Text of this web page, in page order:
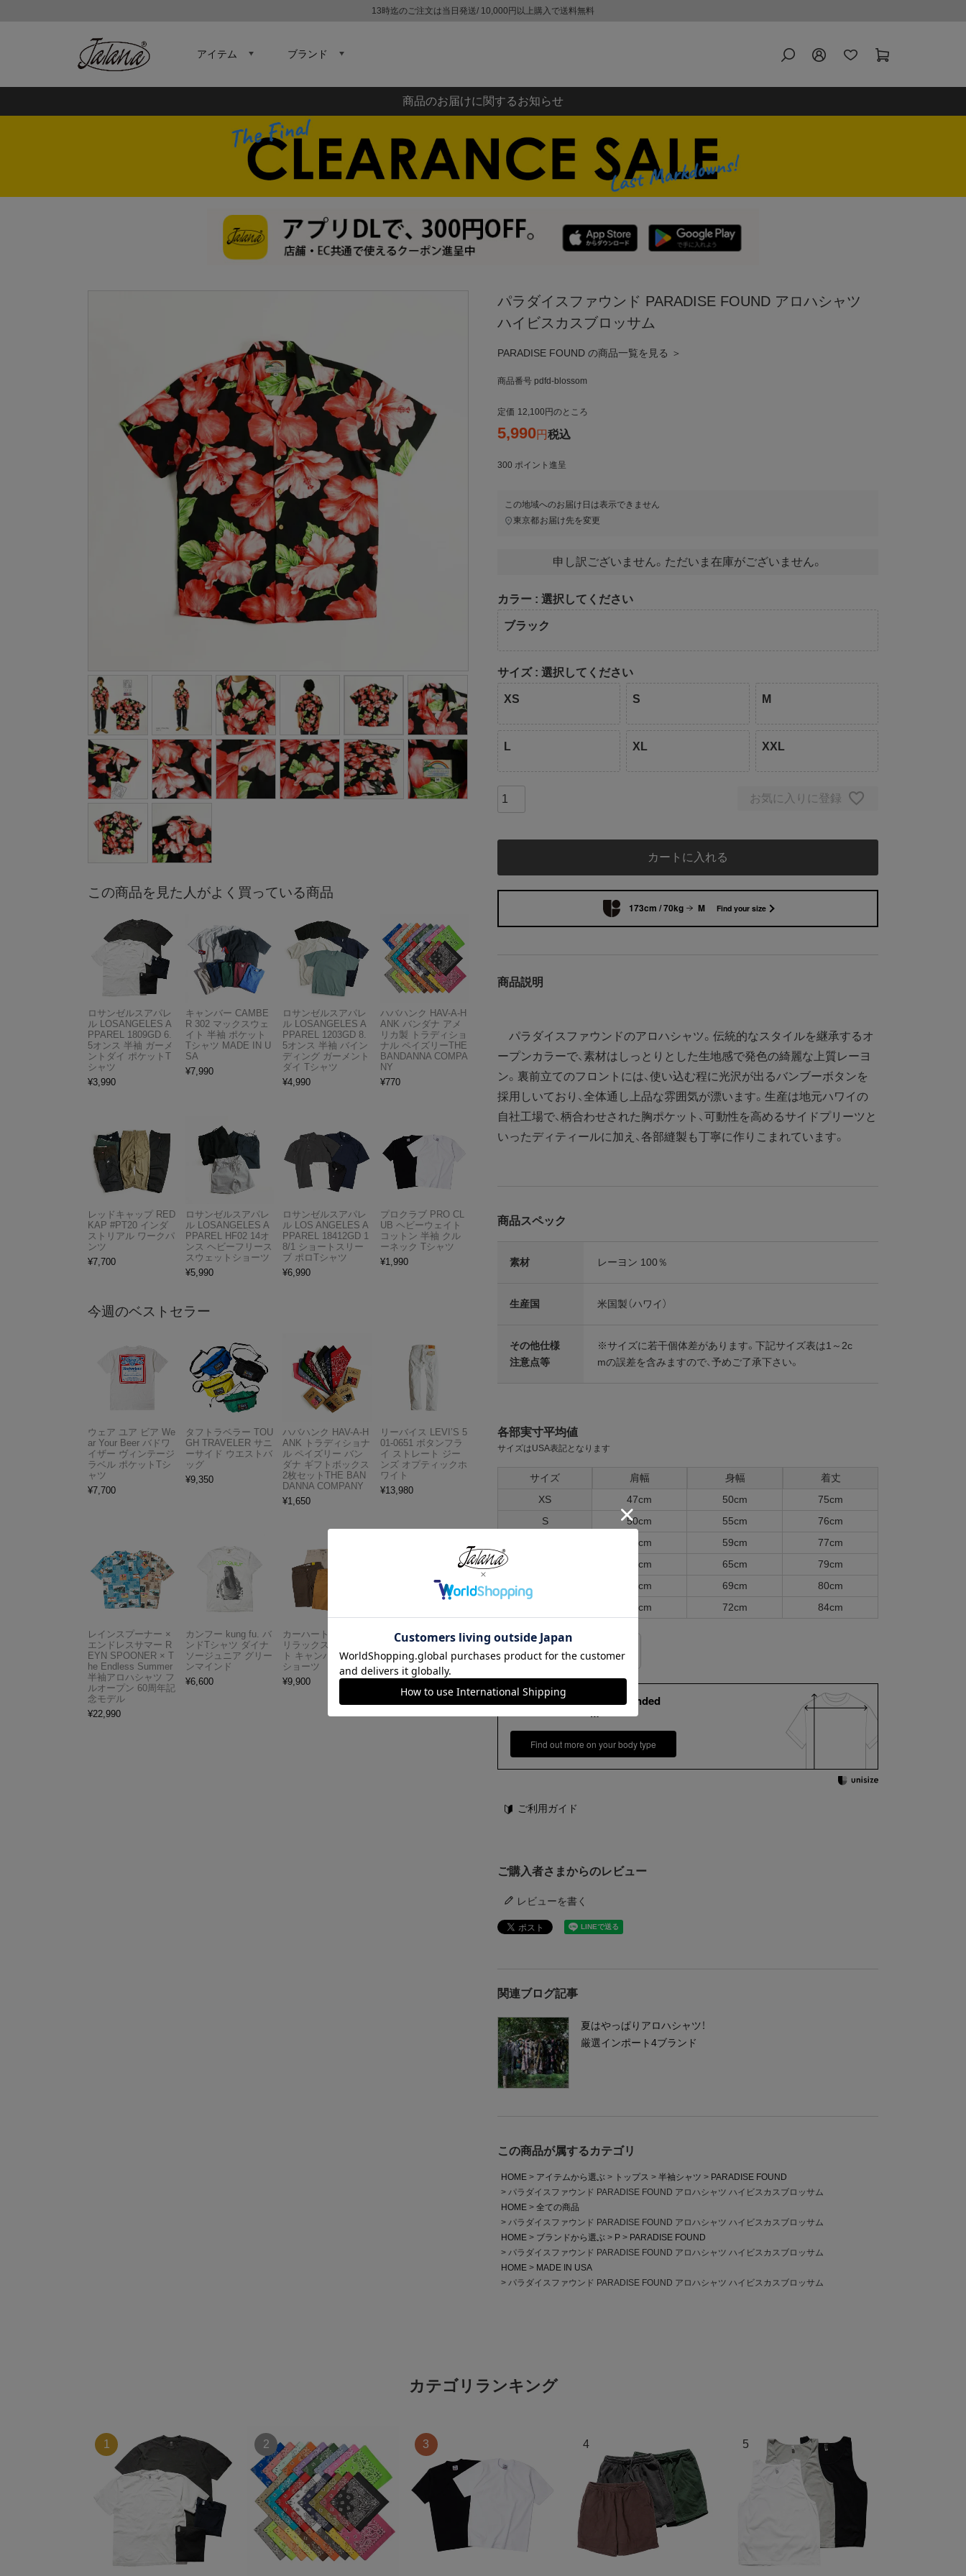
13時迄のご注文は当日発送/ 10,000円以上購入で送料無料
アイテム ブランド
商品のお届けに関するお知らせ
パラダイスファウンド PARADISE FOUND アロハシャツ
ハイビスカスブロッサム
PARADISE FOUND の商品一覧を見る ＞
商品番号 pdfd-blossom
定価 12,100 のところ
5,990 税込
300 ポイント進呈
この地域へのお届け日は表示できません
東京都お届け先を変更
申し訳ございません。ただいま在庫がございません。
カラー 選択してください
ブラック
サイズ 選択してください
XS S M
L XL XXL
お気に入りに登録
カートに入れる
173cm / 70kg M Find your size
商品説明
パラダイスファウンドのアロハシャツ。伝統的なスタイルを継承するオ
ープンカラーで、素材はしっとりとした生地感で発色の綺麗な上質レーヨ
ン。裏前立てのフロントには、使い込む程に光沢が出るバンブーボタンを
採用しいており、全体通し上品な雰囲気が漂います。生産は地元ハワイの
自社工場で、柄合わせされた胸ポケット、可動性を高めるサイドプリーツと
いったディティールに加え、各部縫製も丁寧に作りこまれています。
商品スペック
素材 レーヨン 100％
生産国 米国製（ハワイ）
その他仕様
注意点等
※サイズに若干個体差があります。下記サイズ表は1～2c
mの誤差を含みますので、予めご了承下さい。
各部実寸平均値
サイズはUSA表記となります
サイズ 肩幅 身幅
着丈
XS
47cm 50cm
75cm
S
50cm 55cm
76cm
53cm 59cm
77cm
56cm 65cm
79cm
59cm 69cm
80cm
61cm 72cm 84cm
サイズの測り方
173cm 70kgRecommended
M
Find out more on your body type
ご利用ガイド
ご購入者さまからのレビュー
レビューを書く
関連ブログ記事
夏はやっぱりアロハシャツ！
厳選インポート4ブランド
この商品が属するカテゴリ
HOME アイテムから選ぶ トップス 半袖シャツ
PARADISE FOUND
パラダイスファウンド PARADISE FOUND アロハシャツ ハイビスカスブロッサム
HOME
全ての商品
パラダイスファウンド PARADISE FOUND アロハシャツ ハイビスカスブロッサム
HOME
ブランドから選ぶ P
PARADISE FOUND
パラダイスファウンド PARADISE FOUND アロハシャツ ハイビスカスブロッサム
HOME
MADE IN USA
パラダイスファウンド PARADISE FOUND アロハシャツ ハイビスカスブロッサム
この商品を見た人がよく買っている商品
ロサンゼルスアパレ
ル LOSANGELES A
PPAREL 1809GD 6.
5オンス 半袖 ガーメ
ントダイ ポケットT
シャツ
¥3,990
キャンバー CAMBE
R 302 マックスウェ
イト 半袖 ポケット
Tシャツ MADE IN U
SA
¥7,990
ロサンゼルスアパレ
ル LOSANGELES A
PPAREL 1203GD 8.
5オンス 半袖 バイン
ディング ガーメント
ダイ Tシャツ
¥4,990
ハバハンク HAV-A-H
ANK バンダナ アメ
リカ製 トラディショ
ナル ペイズリーTHE
BANDANNA COMPA
NY
¥770
レッドキャップ RED
KAP #PT20 インダ
ストリアル ワークパ
ンツ
¥7,700
ロサンゼルスアパレ
ル LOSANGELES A
PPAREL HF02 14オ
ンス ヘビーフリース
スウェットショーツ
¥5,990
ロサンゼルスアパレ
ル LOS ANGELES A
PPAREL 18412GD 1
8/1 ショートスリー
ブ ポロTシャツ
¥6,990
プロクラブ PRO CL
UB ヘビーウェイト
コットン 半袖 クル
ーネック Tシャツ
¥1,990
今週のベストセラー
ウェア ユア ビア We
ar Your Beer バドワ
イザー ヴィンテージ
ラベル ポケットTシ
ャツ
¥7,700
タフトラベラー TOU
GH TRAVELER サニ
ーサイド ウエストバ
ッグ
¥9,350
ハバハンク HAV-A-H
ANK トラディショナ
ル ペイズリー バン
ダナ ギフトボックス
2枚セットTHE BAN
DANNA COMPANY
¥1,650
リーバイス LEVI’S 5
01-0651 ボタンフラ
イ ストレート ジー
ンズ オプティックホ
ワイト
¥13,980
レインスプーナー ×
エンドレスサマー R
EYN SPOONER × T
he Endless Summer
半袖アロハシャツ フ
ルオープン 60周年記
念モデル
¥22,990
カンフー kung fu. バ
ンドTシャツ ダイナ
ソージュニア グリー
ンマインド
¥6,600
カーハート Carhartt
リラックスドフィッ
ト キャンバスワーク
ショーツ
¥9,900
アメリカンクラシッ
クス AMERICAN CL
ASSICS ムービーT
シャツ フォレストガ
ンプ ロゴ＆ベンチ
5,747
カテゴリランキング